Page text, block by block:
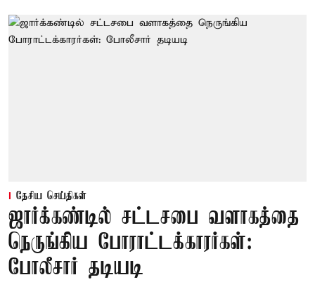
தேசிய செய்திகள்
ஜார்க்கண்டில் சட்டசபை வளாகத்தை
நெருங்கிய போராட்டக்காரர்கள்:
போலீசார் தடியடி